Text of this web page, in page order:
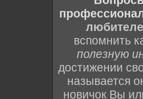
вспомнить
полезную
достижении
называется
новичок Вы